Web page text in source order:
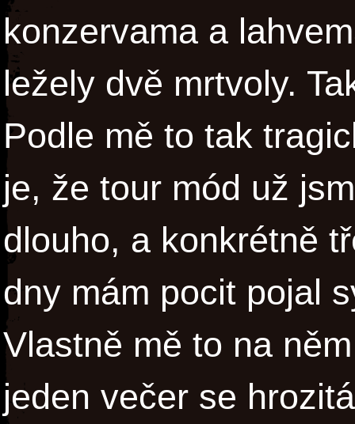
konzervama a
ležely dvě mrtvoly.
Podle mě to tak
je, že tour mód už
dlouho, a konkrétně
dny mám pocit pojal
Vlastně mě to na
jeden večer se